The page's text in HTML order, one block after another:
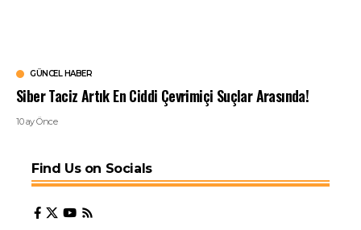
GÜNCEL HABER
Siber Taciz Artık En Ciddi Çevrimiçi Suçlar Arasında!
10 ay Önce
Find Us on Socials